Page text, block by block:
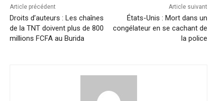
Article précédent
Droits d’auteurs : Les chaînes
de la TNT doivent plus de 800
millions FCFA au Burida
Article suivant
États-Unis : Mort dans un
congélateur en se cachant de
la police